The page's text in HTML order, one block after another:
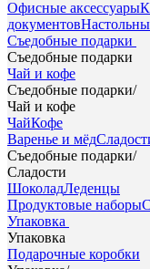
Офисные аксессуары
документов
Съедобные подарки
Съедобные подарки
Чай и кофе
Съедобные подарки/
Чай и кофе
ЧайКофе
Варенье и мёд
Съедобные подарки/
Сладости
ШоколадЛеденцы
Продуктовые наборы
Упаковка
Упаковка
Подарочные коробки